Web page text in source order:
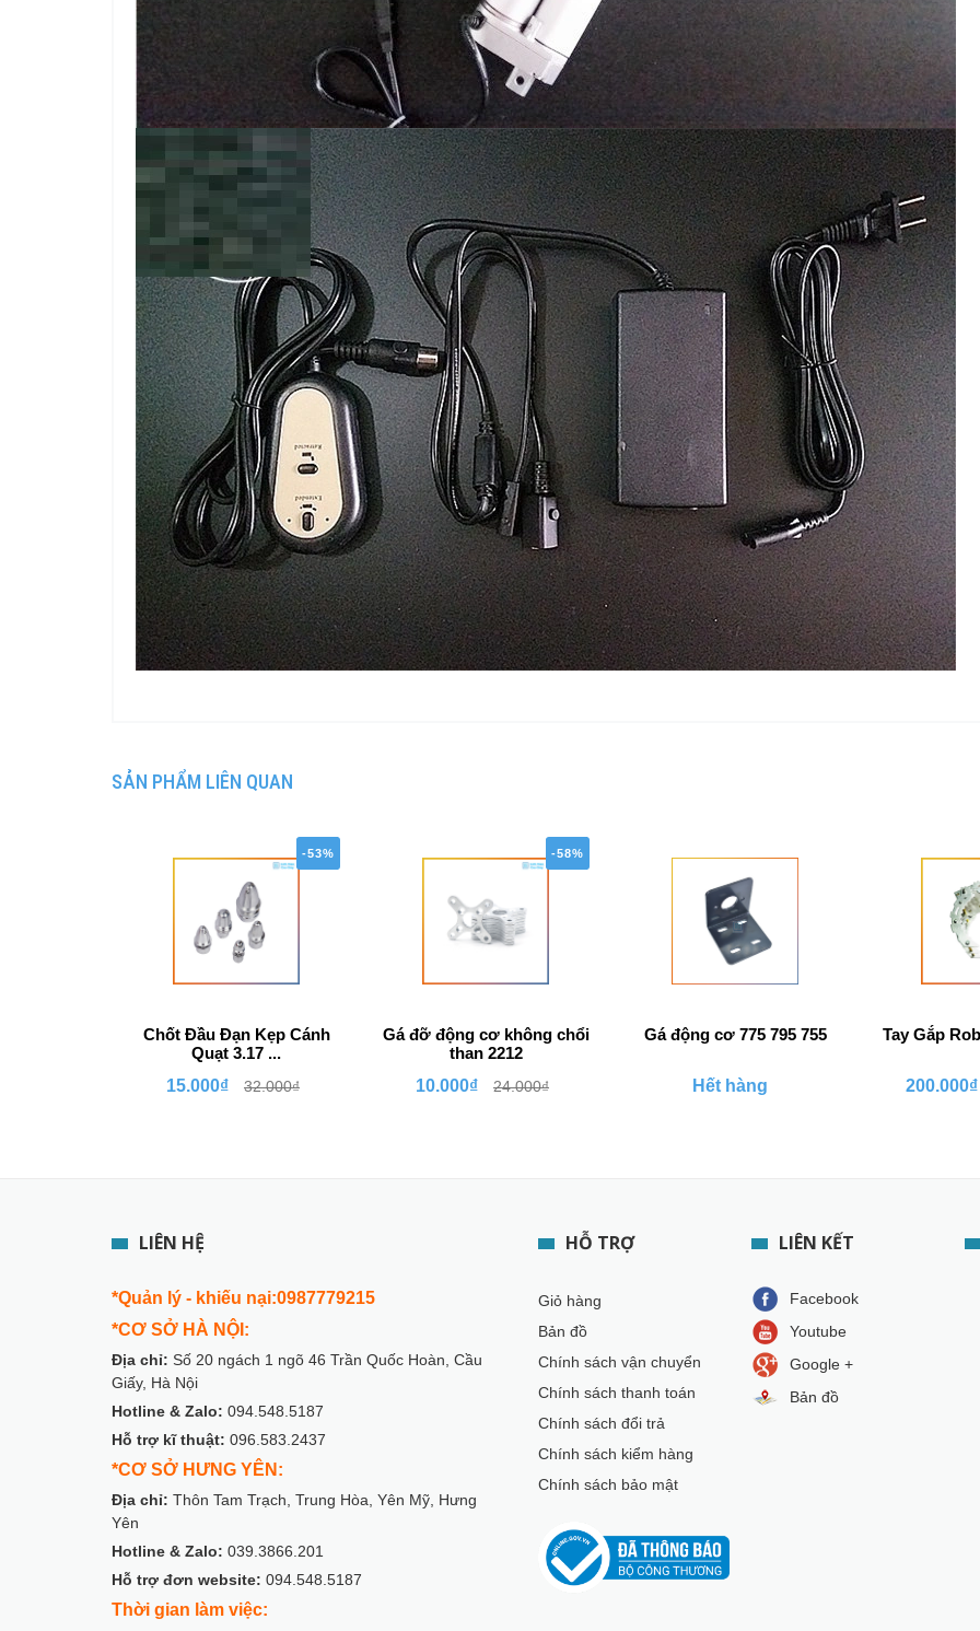
SẢN PHẨM LIÊN QUAN
-53%
Chốt Đầu Đạn Kẹp Cánh
Quạt 3.17 ...
15.000₫
32.000₫
-58%
Gá đỡ động cơ không chổi
than 2212
10.000₫
24.000₫
Gá động cơ 775 795 755
Hết hàng
Tay Gắp
200.000₫
LIÊN HỆ
*Quản lý - khiếu nại:0987779215
*CƠ SỞ HÀ NỘI:
Địa chỉ: Số 20 ngách 1 ngõ 46 Trần Quốc Hoàn, Cầu
Giấy, Hà Nội
Hotline & Zalo: 094.548.5187
Hỗ trợ kĩ thuật: 096.583.2437
*CƠ SỞ HƯNG YÊN:
Địa chỉ: Thôn Tam Trạch, Trung Hòa, Yên Mỹ, Hưng
Yên
Hotline & Zalo: 039.3866.201
Hỗ trợ đơn website: 094.548.5187
Thời gian làm việc:
HỖ TRỢ
Giỏ hàng
Bản đồ
Chính sách vận chuyển
Chính sách thanh toán
Chính sách đổi trả
Chính sách kiểm hàng
Chính sách bảo mật
LIÊN KẾT
Facebook
Youtube
Google +
Bản đồ